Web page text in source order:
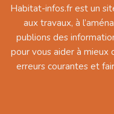
Habitat-infos.fr est un
aux travaux, à
publions des
pour vous aider à
erreurs courantes et